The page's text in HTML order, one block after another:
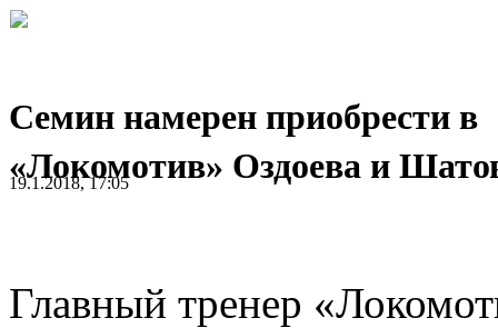
Семин намерен приобрести в
«Локомотив» Оздоева и
19.1.2018, 17:05
Главный тренер